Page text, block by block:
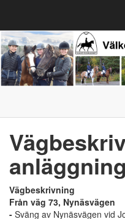
Vägbeskrivning
Från väg 73, Nynäsvägen
- Sväng av Nynäsvägen vid